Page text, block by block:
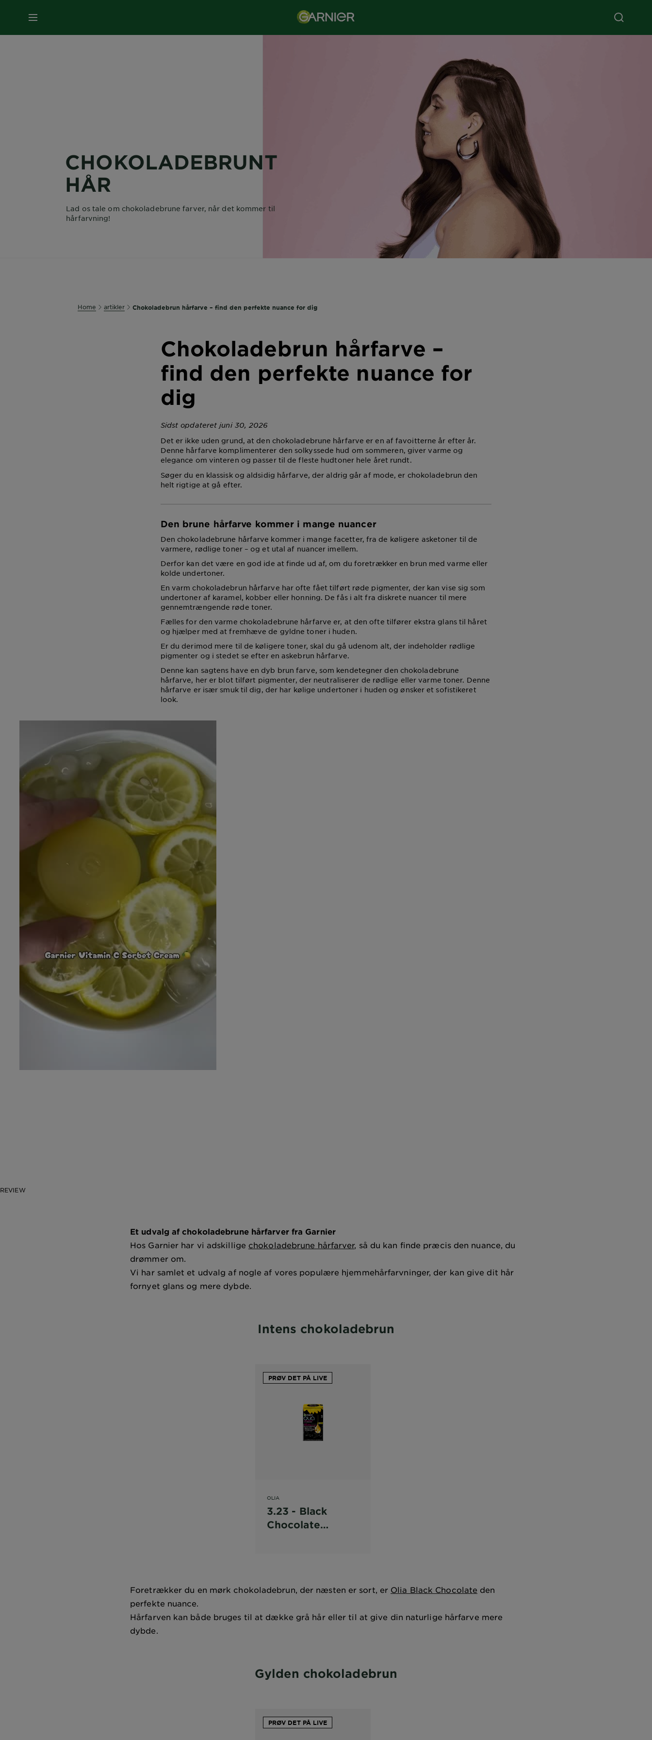
MENU
CHOKOLADEBRUNT
HÅR
Lad os tale om chokoladebrune farver, når det kommer til
hårfarvning!
Home artikler Chokoladebrun hårfarve – find den perfekte nuance for dig
Chokoladebrun hårfarve –
find den perfekte nuance for
dig
Sidst opdateret juni 30, 2026
Det er ikke uden grund, at den chokoladebrune hårfarve er en affavoitterne år efter år.
Denne hårfarve komplimenterer den solkyssede hud om sommeren, giver varme og
elegance om vinteren og passer til de fleste hudtoner hele året rundt.
Søger du en klassisk ogaldsidig hårfarve, der aldrig går af mode, er chokoladebrun den
helt rigtige at gå efter.
Den brune hårfarve kommer i mange nuancer
Den chokoladebrune hårfarve kommer i mange facetter, fra de køligere asketoner til de
varmere, rødlige toner – og et utal af nuancer imellem.
Derfor kan det være en god ide at finde ud af, om du foretrækker en brun med varme eller
kolde undertoner.
En varm chokoladebrun hårfarve har ofte fået tilført røde pigmenter, der kan vise sig som
undertoner af karamel, kobber eller honning. De fås i alt fra diskrete nuancer til mere
gennemtrængende røde toner.
Fælles for den varme chokoladebrune hårfarve er, at den ofte tilfører ekstra glans til håret
og hjælper med at fremhæve de gyldne toner i huden.
Er du derimod mere til de køligere toner, skal du gå udenom alt, der indeholder rødlige
pigmenter og i stedet se efter en askebrun hårfarve.
Denne kan sagtens have en dyb brun farve, som kendetegner den chokoladebrune
hårfarve, her er blot tilført pigmenter, der neutraliserer de rødlige eller varme toner. Denne
hårfarve er især smuk til dig, der har kølige undertoner i huden og ønsker et sofistikeret
look.
REVIEW
Et udvalg af chokoladebrune hårfarver fra Garnier
Hos Garnier har vi adskillige chokoladebrune hårfarver, så du kan finde præcis den nuance, du
drømmer om.
Vi har samlet et udvalg af nogle af vores populære hjemmehårfarvninger, der kan give dit hår
fornyet glans og mere dybde.
Intens chokoladebrun
PRØV DET PÅ LIVE
OLIA
3.23 - Black
Chocolate
Foretrækker du en mørk chokoladebrun, der næsten er sort, er Olia Black Chocolate den
perfekte nuance.
Hårfarven kan både bruges til at dække grå hår eller til at give din naturlige hårfarve mere
dybde.
Gylden chokoladebrun
PRØV DET PÅ LIVE